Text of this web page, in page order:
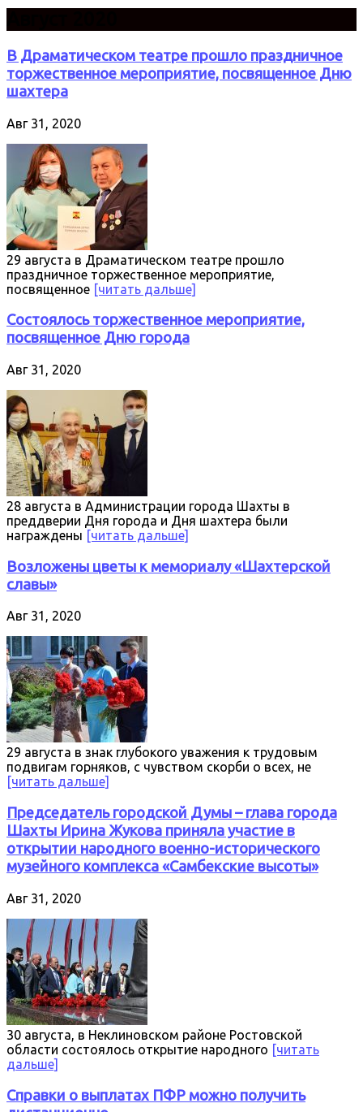
В Драматическом театре прошло праздничное
торжественное мероприятие, посвященное Дню
шахтера
Авг 31, 2020
29 августа в Драматическом театре прошло
праздничное торжественное мероприятие,
посвященное [читать дальше]
Состоялось торжественное мероприятие,
посвященное Дню города
Авг 31, 2020
28 августа в Администрации города Шахты в
преддверии Дня города и Дня шахтера были
награждены [читать дальше]
Возложены цветы к мемориалу «Шахтерской
славы»
Авг 31, 2020
29 августа в знак глубокого уважения к трудовым
подвигам горняков, с чувством скорби о всех, не
[читать дальше]
Председатель городской Думы – глава города
Шахты Ирина Жукова приняла участие в
открытии народного военно-исторического
музейного комплекса «Самбекские высоты»
Авг 31, 2020
30 августа, в Неклиновском районе Ростовской
области состоялось открытие народного [читать
дальше]
Справки о выплатах ПФР можно получить